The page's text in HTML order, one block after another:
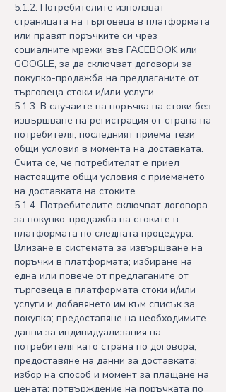
5.1.2. Потребителите използват
страницата на търговеца в платформата
или правят поръчките си чрез
социалните мрежи във FACEBOOK или
GOOGLE, за да сключват договори за
покупко-продажба на предлаганите от
търговеца стоки и/или услуги.
5.1.3. В случаите на поръчка на стоки без
извършване на регистрация от страна на
потребителя, последният приема тези
общи условия в момента на доставката.
Счита се, че потребителят е приел
настоящите общи условия с приемането
на доставката на стоките.
5.1.4. Потребителите сключват договора
за покупко-продажба на стоките в
платформата по следната процедура:
Влизане в системата за извършване на
поръчки в платформата; избиране на
една или повече от предлаганите от
търговеца в платформата стоки и/или
услуги и добавянето им към списък за
покупка; предоставяне на необходимите
данни за индивидуализация на
потребителя като страна по договора;
предоставяне на данни за доставката;
избор на способ и момент за плащане на
цената; потвърждение на поръчката по